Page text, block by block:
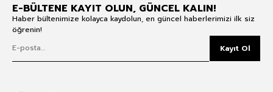
E-BÜLTENE KAYIT OLUN, GÜNCEL KALIN!
Haber bültenimize kolayca kaydolun, en güncel haberlerimizi ilk siz
öğrenin!
Kayıt Ol